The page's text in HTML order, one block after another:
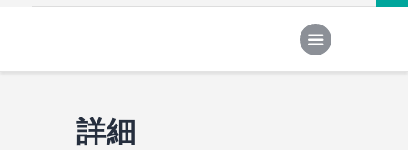
参加プログラム
詳細